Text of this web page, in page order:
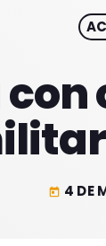
today 4 DE